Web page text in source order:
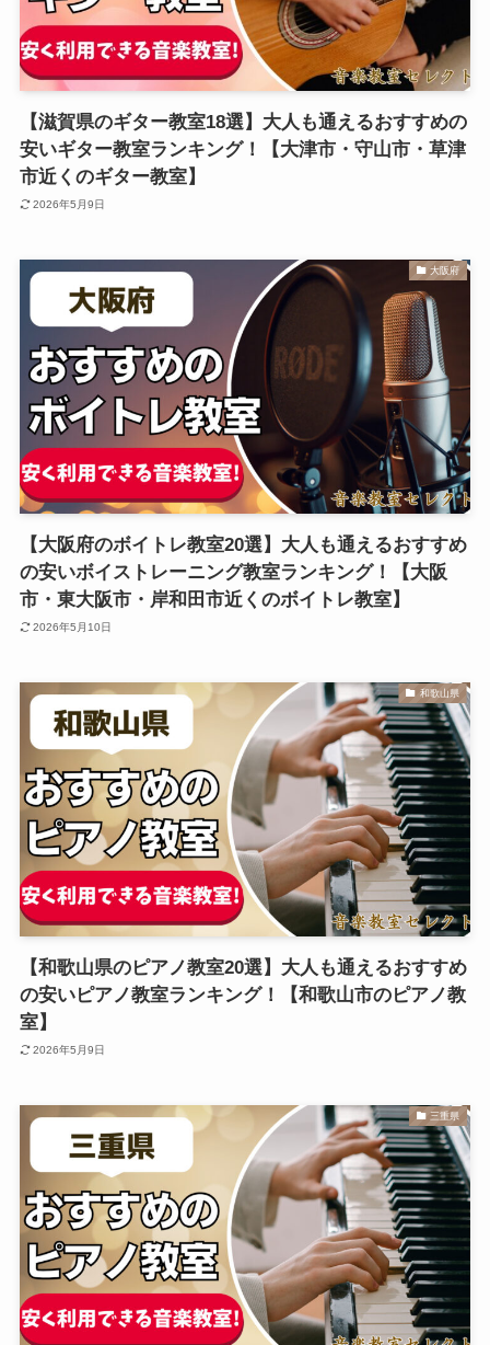
【滋賀県のギター教室18選】大人も通えるおすすめの
安いギター教室ランキング！【大津市・守山市・草津
市近くのギター教室】
2026年5月9日
大阪府
【大阪府のボイトレ教室20選】大人も通えるおすすめ
の安いボイストレーニング教室ランキング！【大阪
市・東大阪市・岸和田市近くのボイトレ教室】
2026年5月10日
和歌山県
【和歌山県のピアノ教室20選】大人も通えるおすすめ
の安いピアノ教室ランキング！【和歌山市のピアノ教
室】
2026年5月9日
三重県